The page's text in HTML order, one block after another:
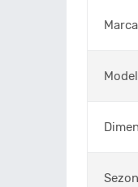
Marca
Model
Sezon